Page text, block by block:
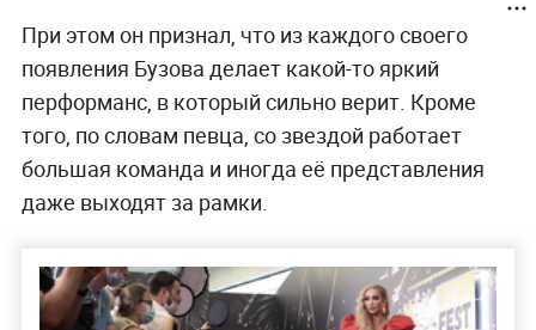
При этом он признал, что из каждого своего
появления Бузова делает какой-то яркий
перформанс, в который сильно верит. Кроме
того, по словам певца, со звездой работает
большая команда и иногда её представления
даже выходят за рамки.